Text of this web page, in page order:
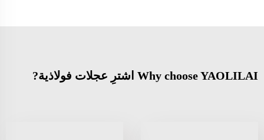
Why choose YAOLILAI اشترِ عجلات فولاذية?